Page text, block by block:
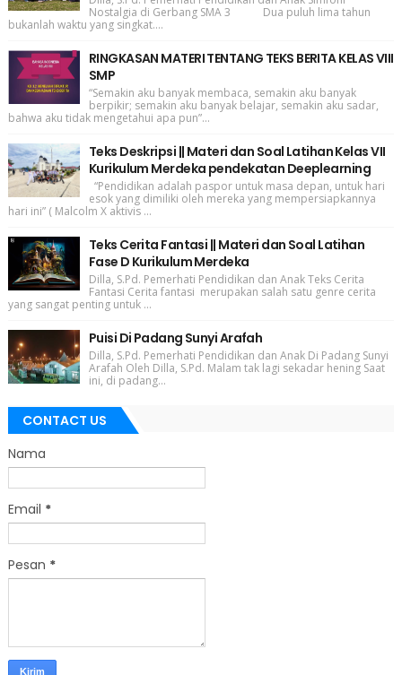
Nostalgia di Gerbang SMA 3 Dua puluh lima tahun
bukanlah waktu yang singkat....
RINGKASAN MATERI TENTANG TEKS BERITA KELAS VIII
SMP
“Semakin aku banyak membaca, semakin aku banyak
berpikir; semakin aku banyak belajar, semakin aku sadar,
bahwa aku tidak mengetahui apa pun”...
Teks Deskripsi || Materi dan Soal Latihan Kelas VII
Kurikulum Merdeka pendekatan Deeplearning
“Pendidikan adalah paspor untuk masa depan, untuk hari
esok yang dimiliki oleh mereka yang mempersiapkannya
hari ini” ( Malcolm X aktivis ...
Teks Cerita Fantasi || Materi dan Soal Latihan
Fase D Kurikulum Merdeka
Dilla, S.Pd. Pemerhati Pendidikan dan Anak Teks Cerita
Fantasi Cerita fantasi merupakan salah satu genre cerita
yang sangat penting untuk ...
Puisi Di Padang Sunyi Arafah
Dilla, S.Pd. Pemerhati Pendidikan dan Anak Di Padang Sunyi
Arafah Oleh Dilla, S.Pd. Malam tak lagi sekadar hening Saat
ini, di padang...
CONTACT US
Nama
Email *
Pesan *